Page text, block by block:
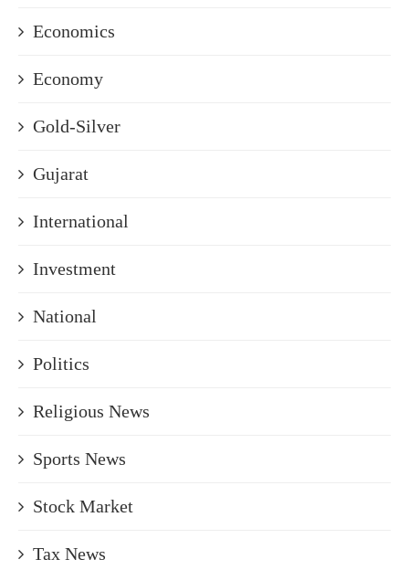
Economics
Economy
Gold-Silver
Gujarat
International
Investment
National
Politics
Religious News
Sports News
Stock Market
Tax News